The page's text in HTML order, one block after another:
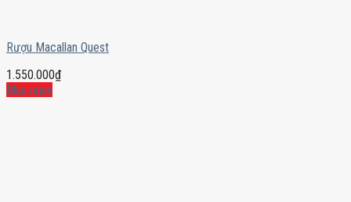
Rượu Macallan Quest
1.550.000₫
Mua ngay